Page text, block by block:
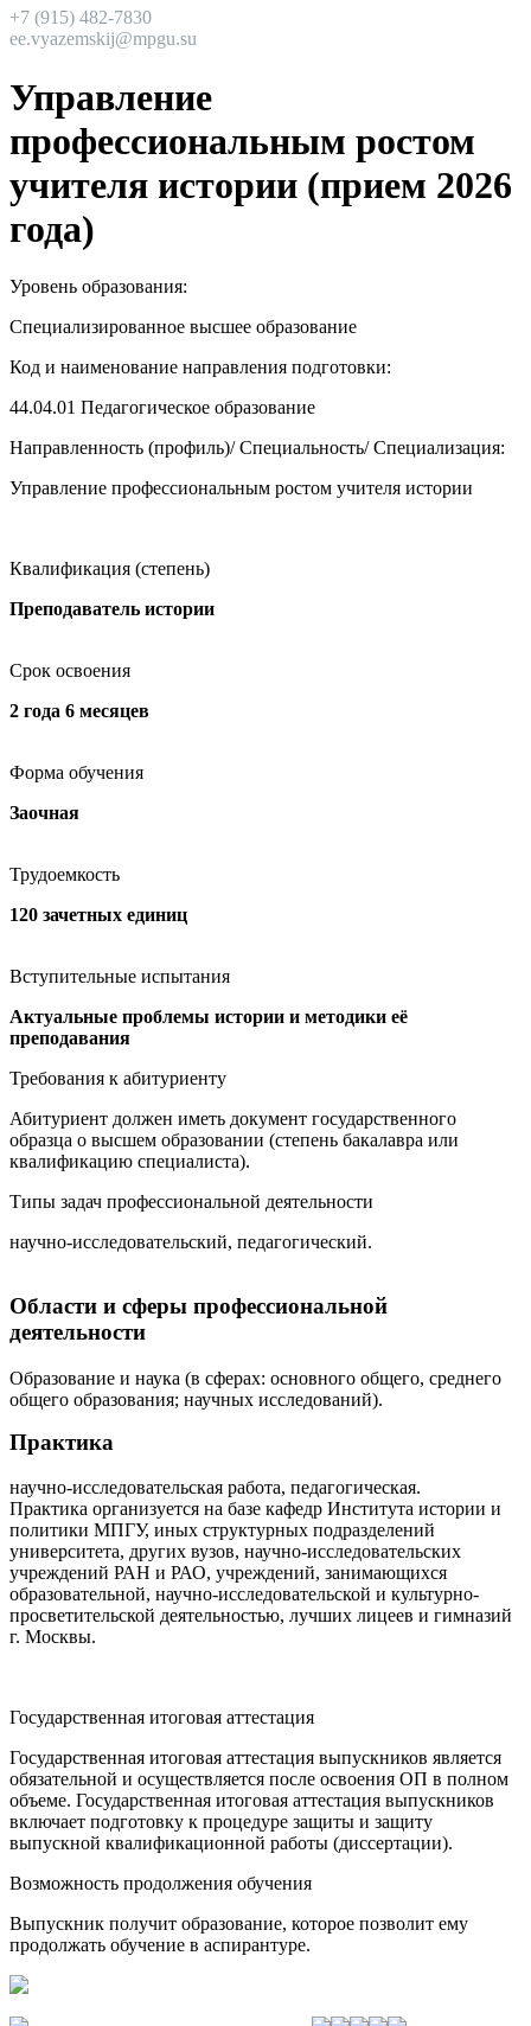
+7 (915) 482-7830
ee.vyazemskij@mpgu.su
Управление
профессиональным ростом
учителя истории (прием 2026
года)
Уровень образования:
Специализированное высшее образование
Код и наименование направления подготовки:
44.04.01 Педагогическое образование
Направленность (профиль)/ Специальность/ Специализация:
Управление профессиональным ростом учителя истории
Квалификация (степень)
Преподаватель истории
Срок освоения
2 года 6 месяцев
Форма обучения
Заочная
Трудоемкость
120 зачетных единиц
Вступительные испытания
Актуальные проблемы истории и методики её
преподавания
Требования к абитуриенту
Абитуриент должен иметь документ государственного
образца о высшем образовании (степень бакалавра или
квалификацию специалиста).
Типы задач профессиональной деятельности
научно-исследовательский, педагогический.
Области и сферы профессиональной
деятельности
Образование и наука (в сферах: основного общего, среднего
общего образования; научных исследований).
Практика
научно-исследовательская работа, педагогическая.
Практика организуется на базе кафедр Института истории и
политики МПГУ, иных структурных подразделений
университета, других вузов, научно-исследовательских
учреждений РАН и РАО, учреждений, занимающихся
образовательной, научно-исследовательской и культурно-
просветительской деятельностью, лучших лицеев и гимназий
г. Москвы.
Государственная итоговая аттестация
Государственная итоговая аттестация выпускников является
обязательной и осуществляется после освоения ОП в полном
объеме. Государственная итоговая аттестация выпускников
включает подготовку к процедуре защиты и защиту
выпускной квалификационной работы (диссертации).
Возможность продолжения обучения
Выпускник получит образование, которое позволит ему
продолжать обучение в аспирантуре.